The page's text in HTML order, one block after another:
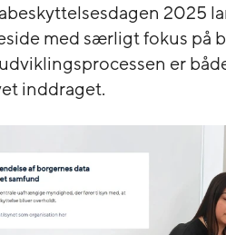
2025
med særligt fokus på
er
inddraget.